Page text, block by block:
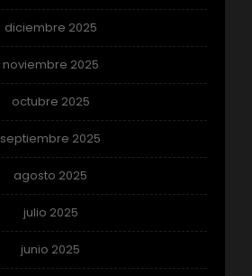
diciembre 2025
noviembre 2025
octubre 2025
septiembre 2025
agosto 2025
julio 2025
junio 2025